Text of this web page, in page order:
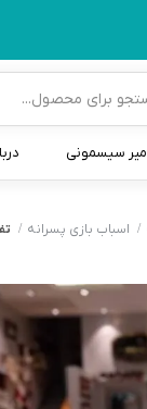
بندپستانک
نوزاد
کودک
سیسمونی
اسباب بازی پسرانه